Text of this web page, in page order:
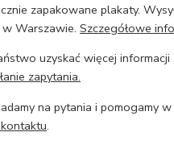
zapakowane plakaty.
Warszawie. Szczegółowe
uzyskać więcej informacji
zapytania.
na pytania i pomogamy
.